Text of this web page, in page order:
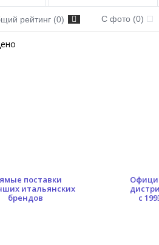
рейтинг (0) С фото (0)
поставки
итальянских
брендов
с